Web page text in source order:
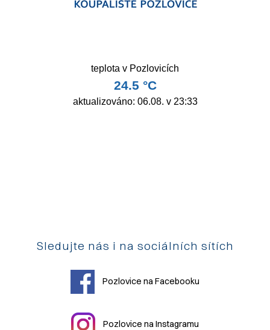
Sledujte nás i na sociálních sítích
Pozlovice na Facebooku
Pozlovice na Instagramu